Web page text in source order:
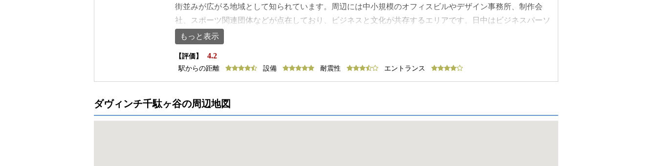
点が特徴です。セキュリティ面では機械警備が導入されており、防犯体制が整えられています。オフィスと
して安心して利用できる環境が確保されています。また24時間使用制限がないため、業務時間に縛られず、
夜間や早朝の作業にも対応できます。室内の空調は個別空調方式を採用しており、各区画ごとに温度調整が
できます。利用人数や業務内容、時間帯に応じた柔軟な空調管理ができ、快適な執務環境を維持しやすい仕
様です。床はOAフロア仕様となっており、電源や通信配線を床下に整理して設置できます。これにより執
務スペースをすっきりと保ちながら、PC機器や通信機器を多く使用する業務にも対応しやすい環境です。レ
イアウト変更や席数の増減にも柔軟に対応でき、企業の成長や組織変更にも適応しやすい仕様となっていま
す。天井高は2,500mmとゆとりがあり、圧迫感を感じさせない執務空間です。トイレは室内男女別で設置さ
街並みが広がる地域として知られています。周辺には中小規模のオフィスビルやデザイン事務所、制作会
社、スポーツ関連団体などが点在しており、ビジネスと文化が共存するエリアです。日中はビジネスパーソ
ンの往来が見られる一方で、過度な喧騒が少なく、落ち着いた環境で業務を行いやすい点が特徴です。飲食
リー、定食店など幅広いジャンルの飲食店が揃っており、ランチタイムにも利用しやすい環境です。比較的
点が特徴です。テイクアウト対応の店舗も多く、オフィス内で食事を取る場合にも柔軟に対応できます。金
融機関については、千駄ヶ谷・代々木・新宿エリアに都市銀行や信用金庫の支店、ATMが複数あり、入出金
もっと表示
【評価】 4.2
駅からの距離 設備 耐震性 エントランス
ダヴィンチ千駄ヶ谷の周辺地図